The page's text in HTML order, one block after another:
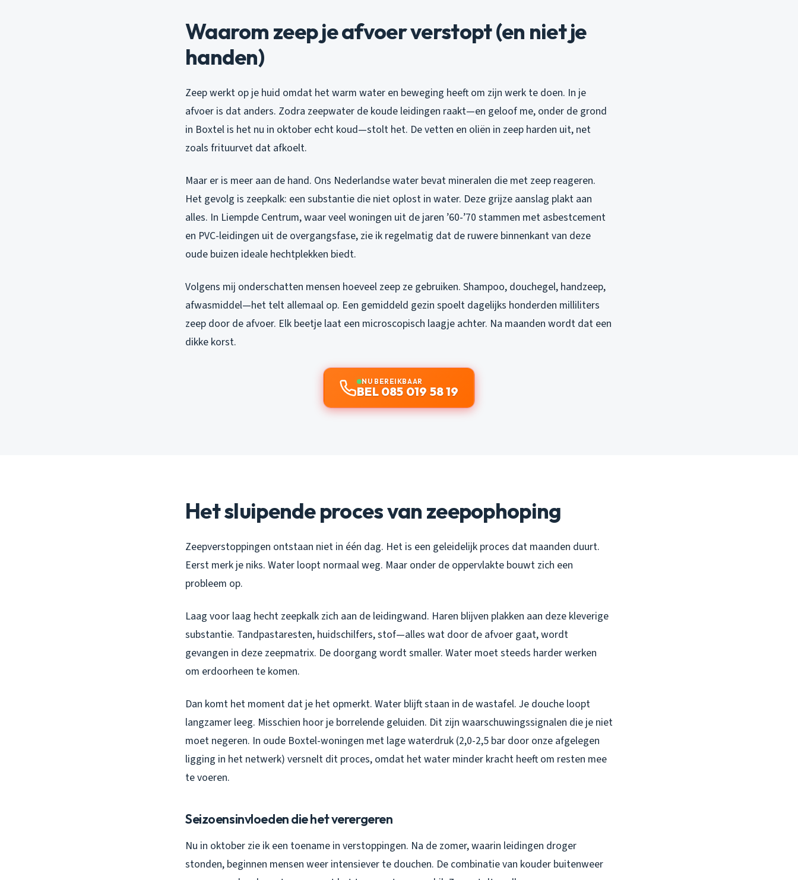
Waarom zeep je afvoer verstopt (en niet je
handen)
Zeep werkt op je huid omdat het warm water en beweging heeft om zijn werk te doen. In je
afvoer is dat anders. Zodra zeepwater de koude leidingen raakt—en geloof me, onder de grond
in Boxtel is het nu in oktober echt koud—stolt het. De vetten en oliën in zeep harden uit, net
zoals frituurvet dat afkoelt.
Maar er is meer aan de hand. Ons Nederlandse water bevat mineralen die met zeep reageren.
Het gevolg is zeepkalk: een substantie die niet oplost in water. Deze grijze aanslag plakt aan
alles. In Liempde Centrum, waar veel woningen uit de jaren ’60-’70 stammen met asbestcement
en PVC-leidingen uit de overgangsfase, zie ik regelmatig dat de ruwere binnenkant van deze
oude buizen ideale hechtplekken biedt.
Volgens mij onderschatten mensen hoeveel zeep ze gebruiken. Shampoo, douchegel, handzeep,
afwasmiddel—het telt allemaal op. Een gemiddeld gezin spoelt dagelijks honderden milliliters
zeep door de afvoer. Elk beetje laat een microscopisch laagje achter. Na maanden wordt dat een
dikke korst.
NU BEREIKBAAR
BEL 085 019 58 19
Het sluipende proces van zeepophoping
Zeepverstoppingen ontstaan niet in één dag. Het is een geleidelijk proces dat maanden duurt.
Eerst merk je niks. Water loopt normaal weg. Maar onder de oppervlakte bouwt zich een
probleem op.
Laag voor laag hecht zeepkalk zich aan de leidingwand. Haren blijven plakken aan deze kleverige
substantie. Tandpastaresten, huidschilfers, stof—alles wat door de afvoer gaat, wordt
gevangen in deze zeepmatrix. De doorgang wordt smaller. Water moet steeds harder werken
om erdoorheen te komen.
Dan komt het moment dat je het opmerkt. Water blijft staan in de wastafel. Je douche loopt
langzamer leeg. Misschien hoor je borrelende geluiden. Dit zijn waarschuwingssignalen die je niet
moet negeren. In oude Boxtel-woningen met lage waterdruk (2,0-2,5 bar door onze afgelegen
ligging in het netwerk) versnelt dit proces, omdat het water minder kracht heeft om resten mee
te voeren.
Seizoensinvloeden die het verergeren
Nu in oktober zie ik een toename in verstoppingen. Na de zomer, waarin leidingen droger
stonden, beginnen mensen weer intensiever te douchen. De combinatie van kouder buitenweer